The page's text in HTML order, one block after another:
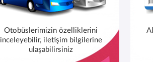
Otobüslerimizin özelliklerini
inceleyebilir, iletişim bilgilerine
ulaşabilirsiniz